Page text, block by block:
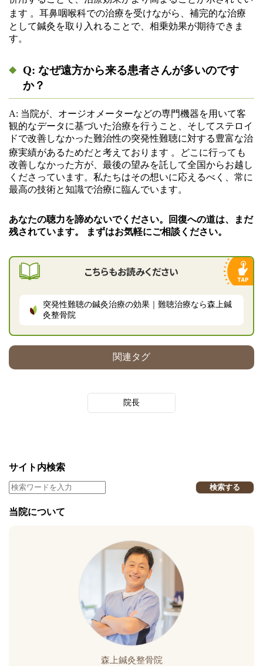
ます 。耳鼻咽喉科での治療を受けながら、補完的な治療
として鍼灸を取り入れることで、相乗効果が期待できま
す。
Q: なぜ遠方から来る患者さんが多いのです
か？
A: 当院が、オージオメーターなどの専門機器を用いて客
観的なデータに基づいた治療を行うこと、そしてステロイ
ドで改善しなかった難治性の突発性難聴に対する豊富な治
療実績があるためだと考えております 。どこに行っても
改善しなかった方が、最後の望みを託して全国からお越し
くださっています。私たちはその想いに応えるべく、常に
最高の技術と知識で治療に臨んでいます。
あなたの聴力を諦めないでください。回復への道は、まだ
残されています。
まずはお気軽にご相談ください。
こちらもお読みください
突発性難聴の鍼灸治療の効果｜難聴治療なら森上鍼
灸整骨院
関連タグ
院長
サイト内検索
検索する
当院について
森上鍼灸整骨院